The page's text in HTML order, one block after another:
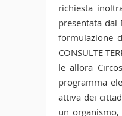
richiesta
presentata dal
formulazione
CONSULTE
le allora
programma
attiva dei
un